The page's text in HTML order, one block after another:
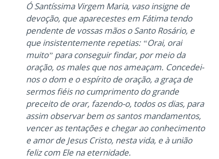
Ó Santíssima Virgem Maria, vaso insigne de
devoção, que aparecestes em Fátima tendo
pendente de vossas mãos o Santo Rosário, e
que insistentemente repetias: “Orai, orai
muito” para conseguir findar, por meio da
oração, os males que nos ameaçam. Concedei-
nos o dom e o espírito de oração, a graça de
sermos fiéis no cumprimento do grande
preceito de orar, fazendo-o, todos os dias, para
assim observar bem os santos mandamentos,
vencer as tentações e chegar ao conhecimento
e amor de Jesus Cristo, nesta vida, e à união
feliz com Ele na eternidade.